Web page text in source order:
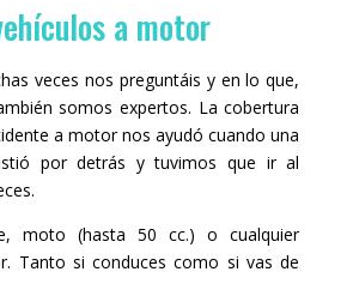
a motor
veces nos preguntáis y en lo que,
somos expertos. La cobertura
a motor nos ayudó cuando una
por detrás y tuvimos que ir al
moto (hasta 50 cc.) o cualquier
Tanto si conduces como si vas de